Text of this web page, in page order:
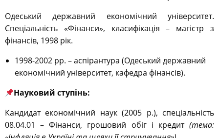
Одеський державний економічний університет.
Спеціальність «Фінанси», класифікація – магістр з
фінансів, 1998 рік.
1998-2002 рр. – аспірантура (Одеський державний
економічний університет, кафедра фінансів).
Науковий ступінь:
Кандидат економічний наук (2005 р.), спеціальність
08.04.01 – Фінанси, грошовий обіг і кредит (тема: